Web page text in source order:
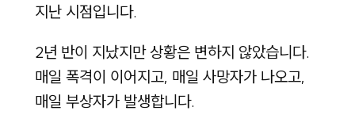
지난 시점입니다.
2년 반이 지났지만 상황은 변하지 않았습니다.
매일 폭격이 이어지고, 매일 사망자가 나오고,
매일 부상자가 발생합니다.